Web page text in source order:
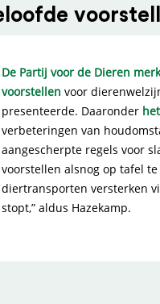
De Partij voor de Dieren
voorstellen voor
presenteerde. Daaronder
verbeteringen van
aangescherpte regels voor
voorstellen alsnog op tafel
diertransporten versterken
stopt,” aldus Hazekamp.